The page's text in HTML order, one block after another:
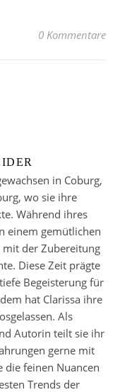
0 Kommentare
in Coburg,
wo sie ihre
Während ihres
einem gemütlichen
mit der Zubereitung
Diese Zeit prägte
Begeisterung für
hat Clarissa ihre
Als
Autorin teilt sie ihr
gerne mit
die feinen Nuancen
Trends der